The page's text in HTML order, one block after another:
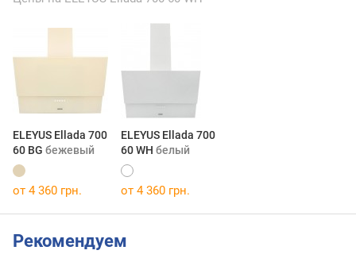
ELEYUS Ellada 700
60 BG бежевый
ELEYUS Ellada 700
60 WH белый
от 4 360 грн. от 4 360 грн.
Рекомендуем